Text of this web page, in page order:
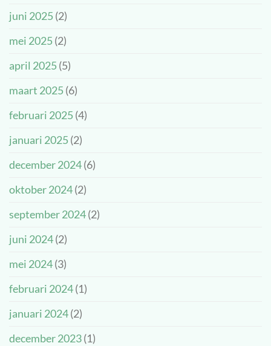
juni 2025(2)
mei 2025(2)
april 2025(5)
maart 2025(6)
februari 2025(4)
januari 2025(2)
december 2024(6)
oktober 2024(2)
september 2024(2)
juni 2024(2)
mei 2024(3)
februari 2024(1)
januari 2024(2)
december 2023(1)